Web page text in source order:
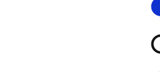
skal begynde at arbejde
skabe en robust arbejdsplads uden
om alle føler, at de har indflydelse i
i deres arbejde, om alle kan få